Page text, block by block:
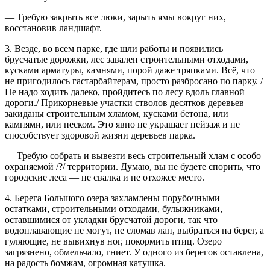
— Требую закрыть все люки, зарыть ямы вокруг них,
восстановив ландшафт.
3. Везде, во всем парке, где шли работы и появились
брусчатые дорожки, лес завален строительными отходами,
кусками арматуры, камнями, порой даже тряпками. Всё, что
не пригодилось гастарбайтерам, просто разбросано по парку. /
Не надо ходить далеко, пройдитесь по лесу вдоль главной
дороги./ Прикорневые участки стволов десятков деревьев
закиданы строительным хламом, кусками бетона, или
камнями, или песком. Это явно не украшает пейзаж и не
способствует здоровой жизни деревьев парка.
— Требую собрать и вывезти весь строительный хлам с особо
охраняемой /?/ территории. Думаю, вы не будете спорить, что
городские леса — не свалка и не отхожее место.
4. Берега Большого озера захламлены порубочными
остатками, строительными отходами, булыжниками,
оставшимися от укладки брусчатой дороги, так что
водоплавающие не могут, не сломав лап, выбраться на берег, а
гуляющие, не вывихнув ног, покормить птиц. Озеро
загрязнено, обмельчало, гниет. У одного из берегов оставлена,
на радость бомжам, огромная катушка.